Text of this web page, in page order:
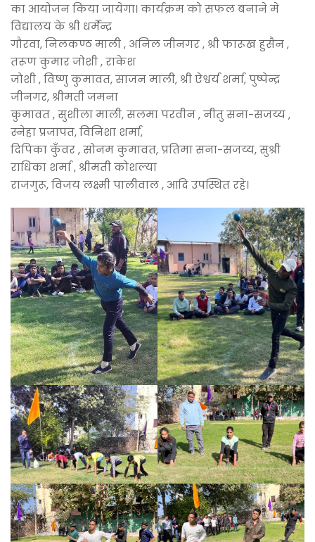
का आयोजन किया जायेगा। कार्यक्रम को सफल बनाने मे
विद्यालय के श्री धर्मेन्द्र
गौरवा, निलकण्ठ माली , अनिल जीनगर , श्री फारूख हुसैन ,
तरूण कुमार जोशी , राकेश
जोशी , विष्णु कुमावत, साजन माली, श्री ऐश्वर्य शर्मा, पुष्पेन्द्र
जीनगर, श्रीमती जमना
कुमावत , सुशीला माली, सलमा परवीन , नीतु सना-सजय्य ,
स्नेहा प्रजापत, विनिशा शर्मा,
दिपिका कुँवर , सोनम कुमावत, प्रतिमा सना-सजय्य, सुश्री
राधिका शर्मा , श्रीमती कोशल्या
राजगुरू, विजय लक्ष्मी पालीवाल , आदि उपस्थित रहे।